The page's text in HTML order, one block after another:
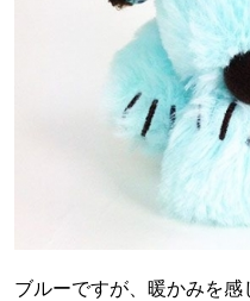
ブルーですが、暖かみを